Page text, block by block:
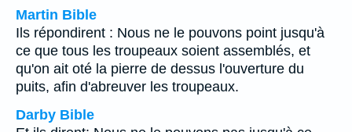
Martin Bible
Ils répondirent : Nous ne le pouvons point jusqu'à
ce que tous les troupeaux soient assemblés, et
qu'on ait oté la pierre de dessus l'ouverture du
puits, afin d'abreuver les troupeaux.
Darby Bible